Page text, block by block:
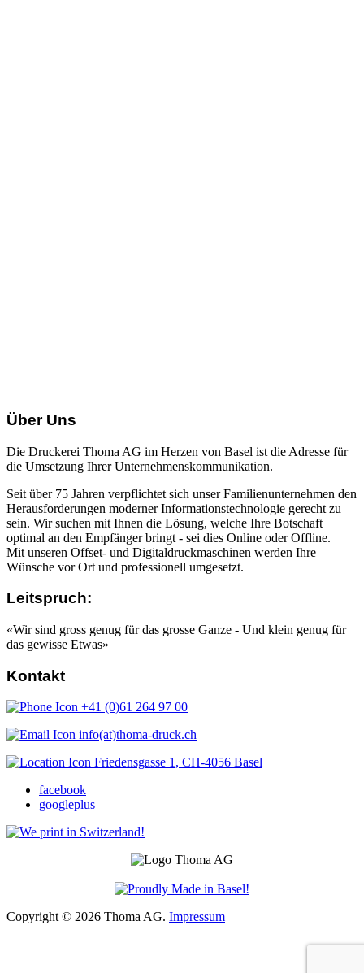
Über Uns
Die Druckerei Thoma AG im Herzen von Basel ist die Adresse für
die Umsetzung Ihrer Unternehmenskommunikation.
Seit über 75 Jahren verpflichtet sich unser Familienunternehmen den
Herausforderungen moderner Informationstechnologie gerecht zu
sein. Wir suchen mit Ihnen die Lösung, welche Ihre Botschaft
optimal an den Empfänger bringt - sei dies Online oder Offline.
Mit unseren Offset- und Digitaldruckmaschinen werden Ihre
Wünsche vor Ort und professionell umgesetzt.
Leitspruch:
«Wir sind gross genug für das grosse Ganze - Und klein genug für
das gewisse Etwas»
Kontakt
+41 (0)61 264 97 00
info(at)thoma-druck.ch
Friedensgasse 1, CH-4056 Basel
facebook
googleplus
Copyright © 2026 Thoma AG. Impressum